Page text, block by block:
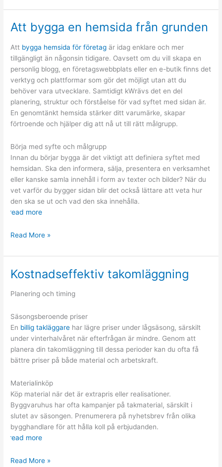
hjärtat
hemmet
Att bygga en hemsida från grunden
Att bygga hemsida för företag är idag enklare och mer
tillgängligt än någonsin tidigare. Oavsett om du vill skapa en
personlig blogg, en företagswebbplats eller en e-butik finns det
verktyg och plattformar som gör det möjligt utan att du
behöver vara utvecklare. Samtidigt kWrävs det en del
planering, struktur och förståelse för vad syftet med sidan är.
En genomtänkt hemsida stärker ditt varumärke, skapar
förtroende och hjälper dig att nå ut till rätt målgrupp.
Börja med syfte och målgrupp
Innan du börjar bygga är det viktigt att definiera syftet med
hemsidan. Ska den informera, sälja, presentera en verksamhet
eller kanske samla innehåll i form av texter och bilder? När du
vet varför du bygger sidan blir det också lättare att veta hur
den ska se ut och vad den ska innehålla.
read more
Att
en
från
Read More »
Kostnadseffektiv takomläggning
Planering och timing
Säsongsberoende priser
En billig takläggare har lägre priser under lågsäsong, särskilt
under vinterhalvåret när efterfrågan är mindre. Genom att
planera din takomläggning till dessa perioder kan du ofta få
bättre priser på både material och arbetskraft.
Materialinköp
Köp material när det är extrapris eller realisationer.
Byggvaruhus har ofta kampanjer på takmaterial, särskilt i
slutet av säsongen. Prenumerera på nyhetsbrev från olika
bygghandlare för att hålla koll på erbjudanden.
read more
Kostnadseffektiv
Read More »